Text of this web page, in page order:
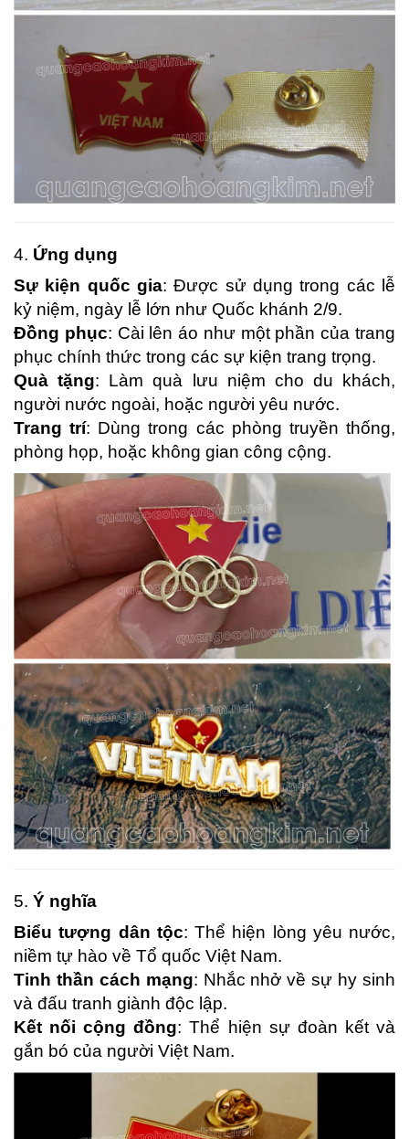
4. Ứng dụng
Sự kiện quốc gia: Được sử dụng trong các lễ
kỷ niệm, ngày lễ lớn như Quốc khánh 2/9.
Đồng phục: Cài lên áo như một phần của trang
phục chính thức trong các sự kiện trang trọng.
Quà tặng: Làm quà lưu niệm cho du khách,
người nước ngoài, hoặc người yêu nước.
Trang trí: Dùng trong các phòng truyền thống,
phòng họp, hoặc không gian công cộng.
5. Ý nghĩa
Biểu tượng dân tộc: Thể hiện lòng yêu nước,
niềm tự hào về Tổ quốc Việt Nam.
Tinh thần cách mạng: Nhắc nhở về sự hy sinh
và đấu tranh giành độc lập.
Kết nối cộng đồng: Thể hiện sự đoàn kết và
gắn bó của người Việt Nam.